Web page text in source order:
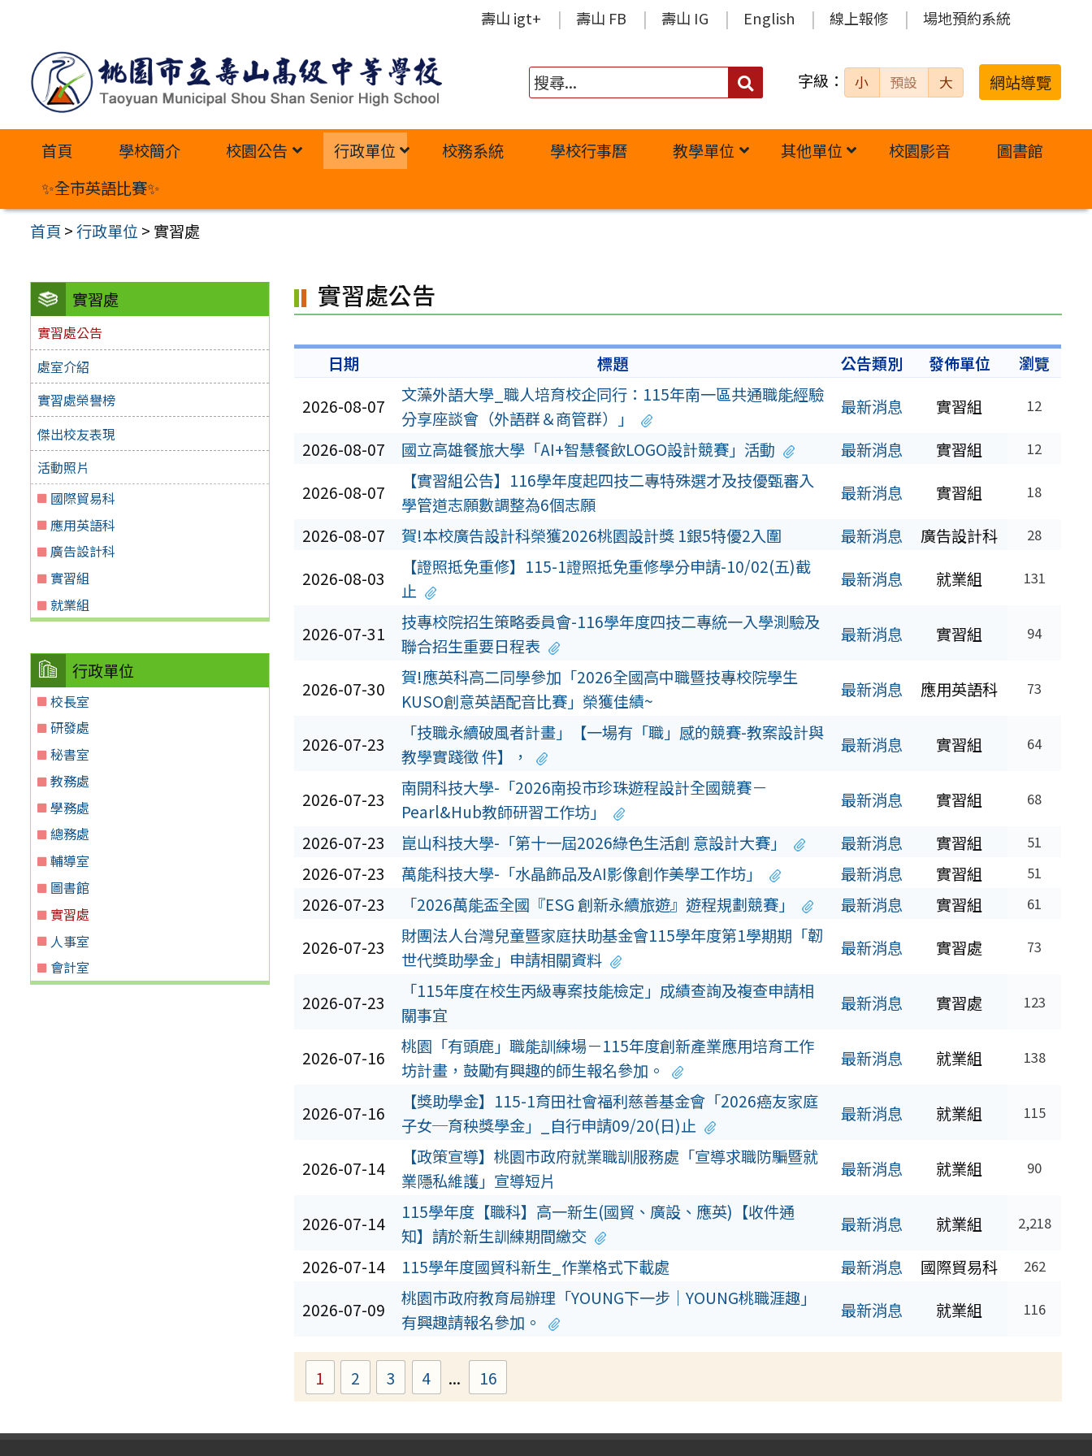
內
壽山 igt+ 壽山 FB 壽山 IG English 線上報修 場地預約系統
搜
字級： 小 預設 大 網站導覽
首頁 學校簡介 校園公告 行政單位 校務系統 學校行事曆 教學單位 其他單位 校園影音
圖書館
✨全市英語比賽✨
首頁 >行政單位 > 實習處
實習處
實習處公告
處室介紹
實習處榮譽榜
傑出校友表現
活動照片
國際貿易科
應用英語科
廣告設計科
實習組
就業組
行政單位
校長室
研發處
秘書室
教務處
學務處
總務處
輔導室
圖書館
實習處
人事室
會計室
實習處公告
日期 標題 公告類別 發佈單位
瀏覽
2026-08-07
文藻外語大學_職人培育校企同行：115年南一區共通職能經驗
分享座談會（外語群＆商管群）」
最新消息 實習組 12
2026-08-07 國立高雄餐旅大學「AI+智慧餐飲LOGO設計競賽」活動 最新消息 實習組 12
2026-08-07
【實習組公告】116學年度起四技二專特殊選才及技優甄審入
學管道志願數調整為6個志願
最新消息 實習組 18
2026-08-07 賀!本校廣告設計科榮獲2026桃園設計獎 1銀5特優2入圍 最新消息 廣告設計科 28
2026-08-03
【證照抵免重修】115-1證照抵免重修學分申請-10/02(五)截
止
最新消息 就業組 131
2026-07-31
技專校院招生策略委員會-116學年度四技二專統一入學測驗及
聯合招生重要日程表
最新消息 實習組 94
2026-07-30
賀!應英科高二同學參加「2026全國高中職暨技專校院學生
KUSO創意英語配音比賽」榮獲佳績~
最新消息 應用英語科 73
2026-07-23
「技職永續破風者計畫」【一場有「職」感的競賽-教案設計與
教學實踐徵 件】，
最新消息 實習組 64
2026-07-23
南開科技大學-「2026南投市珍珠遊程設計全國競賽－
Pearl&Hub教師研習工作坊」
最新消息 實習組 68
2026-07-23 崑山科技大學-「第十一屆2026綠色生活創 意設計大賽」 最新消息 實習組 51
2026-07-23 萬能科技大學-「水晶飾品及AI影像創作美學工作坊」 最新消息 實習組 51
2026-07-23 「2026萬能盃全國『ESG 創新永續旅遊』遊程規劃競賽」 最新消息 實習組 61
2026-07-23
財團法人台灣兒童暨家庭扶助基金會115學年度第1學期期「韌
世代獎助學金」申請相關資料
最新消息 實習處 73
2026-07-23
「115年度在校生丙級專案技能檢定」成績查詢及複查申請相
關事宜
最新消息 實習處 123
2026-07-16
桃園「有頭鹿」職能訓練場－115年度創新產業應用培育工作
坊計畫，鼓勵有興趣的師生報名參加。
最新消息 就業組 138
2026-07-16
【獎助學金】115-1育田社會福利慈善基金會「2026癌友家庭
子女─育秧獎學金」_自行申請09/20(日)止
最新消息 就業組 115
2026-07-14
【政策宣導】桃園市政府就業職訓服務處「宣導求職防騙暨就
業隱私維護」宣導短片
最新消息 就業組 90
2026-07-14
115學年度【職科】高一新生(國貿、廣設、應英)【收件通
知】請於新生訓練期間繳交
最新消息 就業組 2,218
2026-07-14 115學年度國貿科新生_作業格式下載處 最新消息 國際貿易科 262
2026-07-09
桃園市政府教育局辦理「YOUNG下一步｜YOUNG桃職涯趣」
有興趣請報名參加。
最新消息 就業組 116
1 2 3 4 ... 16